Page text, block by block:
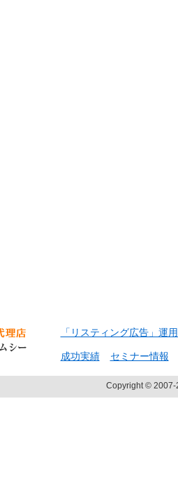
「リスティング広告」運
成功実績 セミナー情報
Copyright © 2007-